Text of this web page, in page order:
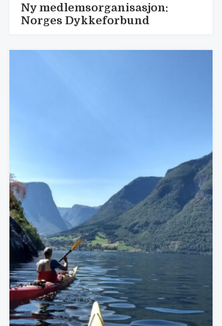
Ny medlemsorganisasjon:
Norges Dykkeforbund